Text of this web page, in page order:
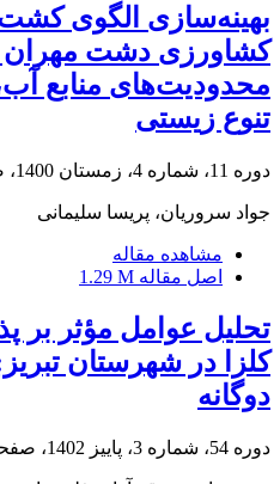
بهینه‌سازی الگوی
کشاورزی دشت
محدودیت‌های منابع
تنوع زیستی
دوره 11، شماره 4، زمستان 1400، صفحه
جواد سروریان، پریسا سلیمانی
مشاهده مقاله
اصل مقاله 1.29 M
تحلیل عوامل مؤثر
کلزا در شهرستان
دوگانه
دوره 54، شماره 3، پاییز 1402، صفحه